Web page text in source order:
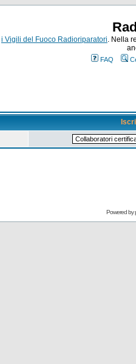
i Vigili del Fuoco Radioriparatori. Nella
FAQ
Powered by